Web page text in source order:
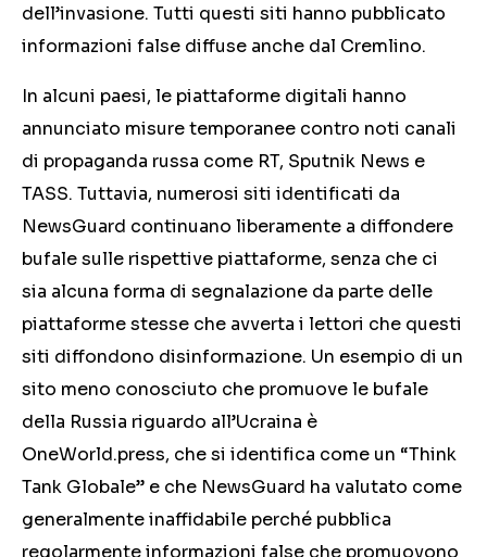
dell’invasione. Tutti questi siti hanno pubblicato
informazioni false diffuse anche dal Cremlino.
In alcuni paesi, le piattaforme digitali hanno
annunciato misure temporanee contro noti canali
di propaganda russa come RT, Sputnik News e
TASS. Tuttavia, numerosi siti identificati da
NewsGuard continuano liberamente a diffondere
bufale sulle rispettive piattaforme, senza che ci
sia alcuna forma di segnalazione da parte delle
piattaforme stesse che avverta i lettori che questi
siti diffondono disinformazione. Un esempio di un
sito meno conosciuto che promuove le bufale
della Russia riguardo all’Ucraina è
OneWorld.press, che si identifica come un “Think
Tank Globale” e che NewsGuard ha valutato come
generalmente inaffidabile perché pubblica
regolarmente informazioni false che promuovono